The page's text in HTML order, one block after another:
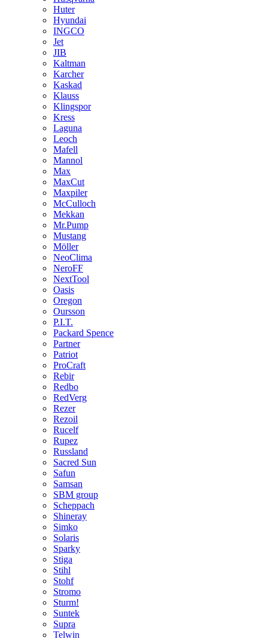
Huter
Hyundai
INGCO
Jet
JIB
Kaltman
Karcher
Kaskad
Klauss
Klingspor
Kress
Laguna
Leoch
Mafell
Mannol
Max
MaxCut
Maxpiler
McCulloch
Mekkan
Mr.Pump
Mustang
Möller
NeoClima
NeroFF
NextTool
Oasis
Oregon
Oursson
P.I.T.
Packard Spence
Partner
Patriot
ProCraft
Rebir
Redbo
RedVerg
Rezer
Rezoil
Rucelf
Rupez
Russland
Sacred Sun
Safun
Samsan
SBM group
Scheppach
Shineray
Simko
Solaris
Sparky
Stiga
Stihl
Stohf
Stromo
Sturm!
Suntek
Supra
Telwin